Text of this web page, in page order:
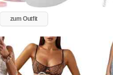
zum Outfit